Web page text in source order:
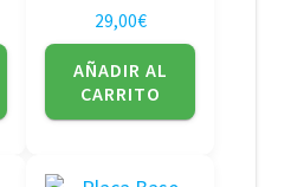
29,00€
AÑADIR AL
CARRITO